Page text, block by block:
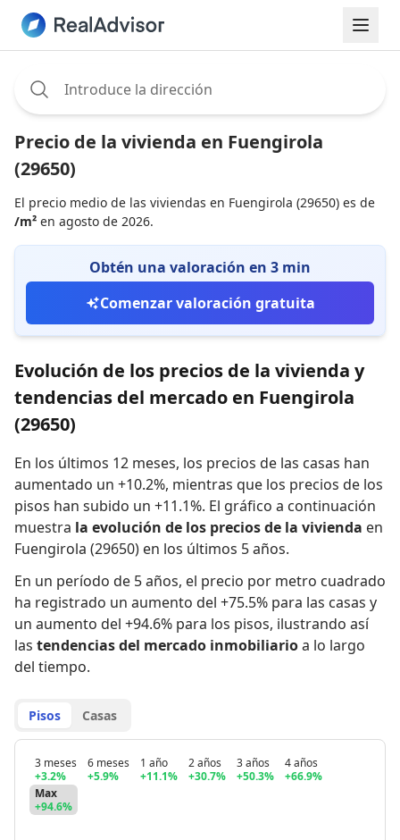
Precio de la vivienda en Fuengirola
(29650)
El precio medio de las viviendas en Fuengirola (29650) es de
/m² en agosto de 2026.
Obtén una valoración en 3 min
Comenzar valoración gratuita
Evolución de los precios de la vivienda y
tendencias del mercado en Fuengirola
(29650)
En los últimos 12 meses, los precios de las casas han
aumentado un +10.2%, mientras que los precios de los
pisos han subido un +11.1%. El gráfico a continuación
muestra la evolución de los precios de la vivienda en
Fuengirola (29650) en los últimos 5 años.
En un período de 5 años, el precio por metro cuadrado
ha registrado un aumento del +75.5% para las casas y
un aumento del +94.6% para los pisos, ilustrando así
las tendencias del mercado inmobiliarioa lo largo
del tiempo.
Pisos Casas
3 meses
+3.2%
6 meses
+5.9%
1 año
+11.1%
2 años
+30.7%
3 años
+50.3%
4 años
+66.9%
Max
+94.6%